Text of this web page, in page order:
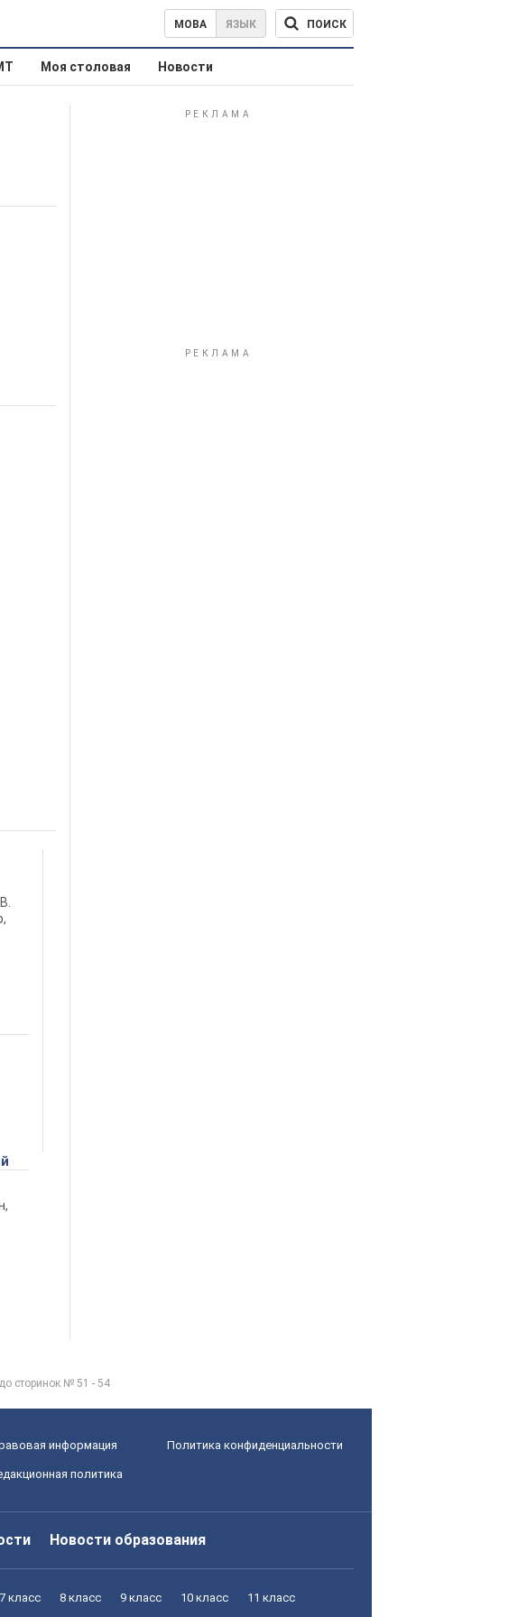
МОВА ЯЗЫК ПОИСК
Моя столовая Новости
до сторинок № 51 - 54
информация Политика конфиденциальности
политика
Новости образования
7 класс 8 класс 9 класс 10 класс 11 класс